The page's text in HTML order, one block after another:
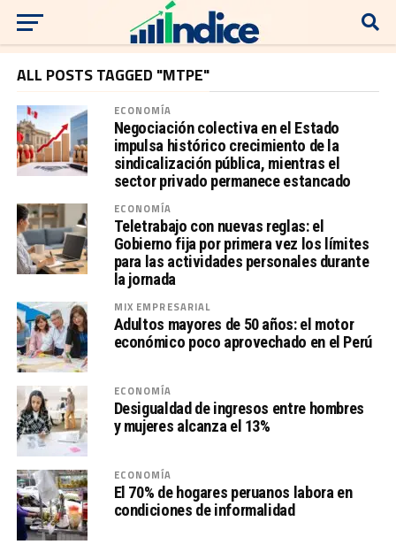
ALL POSTS TAGGED "MTPE"
ECONOMÍA
Negociación colectiva en el Estado
impulsa histórico crecimiento de la
sindicalización pública, mientras el
sector privado permanece estancado
ECONOMÍA
Teletrabajo con nuevas reglas: el
Gobierno fija por primera vez los límites
para las actividades personales durante
la jornada
MIX EMPRESARIAL
Adultos mayores de 50 años: el motor
económico poco aprovechado en el Perú
ECONOMÍA
Desigualdad de ingresos entre hombres
y mujeres alcanza el 13%
ECONOMÍA
El 70% de hogares peruanos labora en
condiciones de informalidad